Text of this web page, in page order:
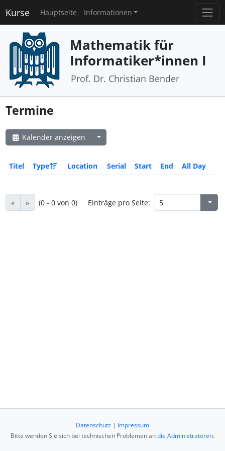
Kurse Hauptseite Informationen
Mathematik für
Informatiker*innen I
Prof. Dr. Christian Bender
Termine
Kalender anzeigen
Titel Type Location Serial Start End All Day
« » (0 - 0 von 0) Einträge pro Seite:
Datenschutz | Impressum
Bitte wenden Sie sich bei technischen Problemen andie Administratoren.